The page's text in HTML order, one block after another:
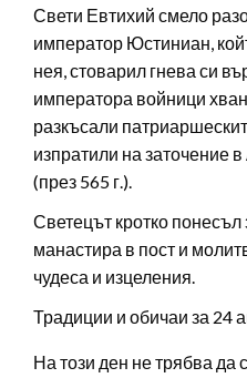
Свети Евтихий смело
император Юстиниан,
нея, стоварил гнева си
императора войници
разкъсали
изпратили на заточение
(през 565 г.).
Светецът кротко понесъл
манастира в пост и
чудеса и изцеления.
Традиции и обичаи за 24
На този ден не трябва да